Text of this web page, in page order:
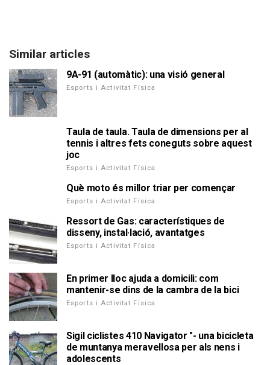
Similar articles
9A-91 (automàtic): una visió general
Esports i Activitat Física
Taula de taula. Taula de dimensions per al
tennis i altres fets coneguts sobre aquest
joc
Esports i Activitat Física
Què moto és millor triar per començar
Esports i Activitat Física
Ressort de Gas: característiques de
disseny, instal·lació, avantatges
Esports i Activitat Física
En primer lloc ajuda a domicili: com
mantenir-se dins de la cambra de la bici
Esports i Activitat Física
Sigil ciclistes 410 Navigator "- una bicicleta
de muntanya meravellosa per als nens i
adolescents